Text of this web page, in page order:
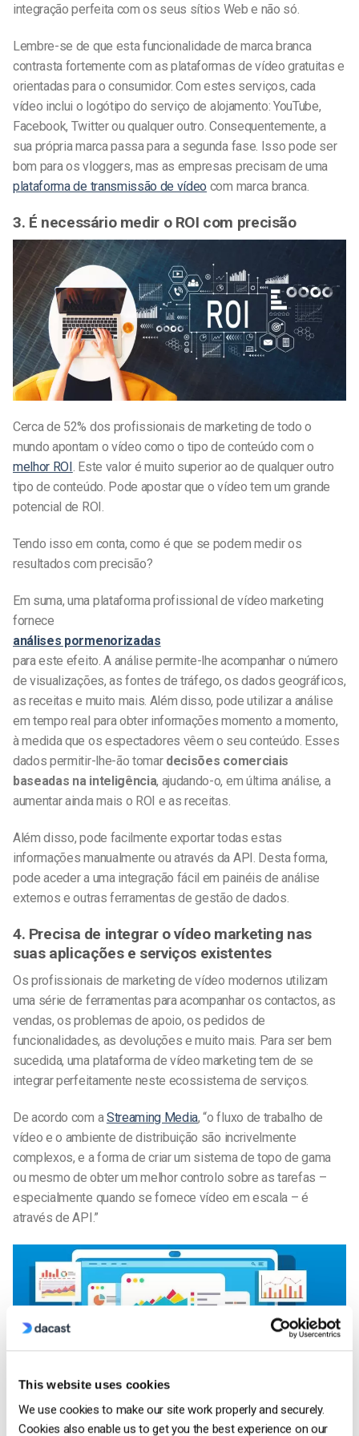
This website uses cookies
We use cookies to make our site work properly and securely.
Cookies also enable us to get you the best experience on our
integração perfeita com os seus sítios Web e não só.
Lembre-se de que esta funcionalidade de marca branca
contrasta fortemente com as plataformas de vídeo gratuitas e
orientadas para o consumidor. Com estes serviços, cada
vídeo inclui o logótipo do serviço de alojamento: YouTube,
Facebook, Twitter ou qualquer outro. Consequentemente, a
sua própria marca passa para a segunda fase. Isso pode ser
bom para os vloggers, mas as empresas precisam de uma
plataforma de transmissão de vídeo com marca branca.
3. É necessário medir o ROI com precisão
Cerca de 52% dos profissionais de marketing de todo o
mundo apontam o vídeo como o tipo de conteúdo com o
melhor ROI . Este valor é muito superior ao de qualquer outro
tipo de conteúdo. Pode apostar que o vídeo tem um grande
potencial de ROI.
Tendo isso em conta, como é que se podem medir os
resultados com precisão?
Em suma, uma plataforma profissional de vídeo marketing
fornece
análises pormenorizadas
para este efeito. A análise permite-lhe acompanhar o número
de visualizações, as fontes de tráfego, os dados geográficos,
as receitas e muito mais. Além disso, pode utilizar a análise
em tempo real para obter informações momento a momento,
à medida que os espectadores vêem o seu conteúdo. Esses
dados permitir-lhe-ão tomar decisões comerciais
baseadas na inteligência, ajudando-o, em última análise, a
aumentar ainda mais o ROI e as receitas.
Além disso, pode facilmente exportar todas estas
informações manualmente ou através da API. Desta forma,
pode aceder a uma integração fácil em painéis de análise
externos e outras ferramentas de gestão de dados.
4. Precisa de integrar o vídeo marketing nas
suas aplicações e serviços existentes
Os profissionais de marketing de vídeo modernos utilizam
uma série de ferramentas para acompanhar os contactos, as
vendas, os problemas de apoio, os pedidos de
funcionalidades, as devoluções e muito mais. Para ser bem
sucedida, uma plataforma de vídeo marketing tem de se
integrar perfeitamente neste ecossistema de serviços.
De acordo com aStreaming Media, “o fluxo de trabalho de
vídeo e o ambiente de distribuição são incrivelmente
complexos, e a forma de criar um sistema de topo de gama
ou mesmo de obter um melhor controlo sobre as tarefas –
especialmente quando se fornece vídeo em escala – é
através de API.”